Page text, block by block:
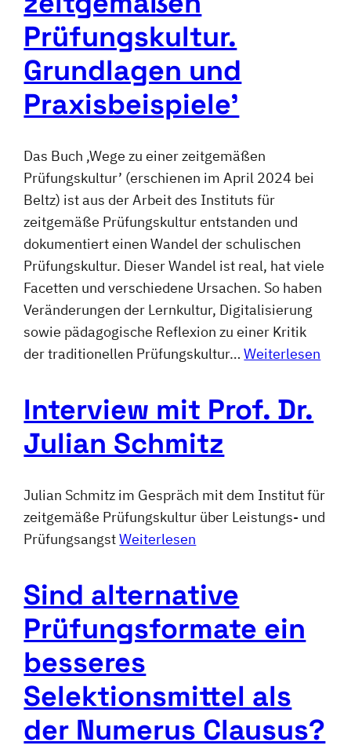
Prüfungskultur.
Grundlagen und
Praxisbeispiele’
Das Buch ‚Wege zu einer zeitgemäßen
Prüfungskultur’ (erschienen im April 2024 bei
Beltz) ist aus der Arbeit des Instituts für
zeitgemäße Prüfungskultur entstanden und
dokumentiert einen Wandel der schulischen
Prüfungskultur. Dieser Wandel ist real, hat viele
Facetten und verschiedene Ursachen. So haben
Veränderungen der Lernkultur, Digitalisierung
sowie pädagogische Reflexion zu einer Kritik
der traditionellen Prüfungskultur…Weiterlesen
Interview mit Prof. Dr.
Julian Schmitz
Julian Schmitz im Gespräch mit dem Institut für
zeitgemäße Prüfungskultur über Leistungs- und
PrüfungsangstWeiterlesen
Sind alternative
Prüfungsformate ein
besseres
Selektionsmittel als
der Numerus Clausus?